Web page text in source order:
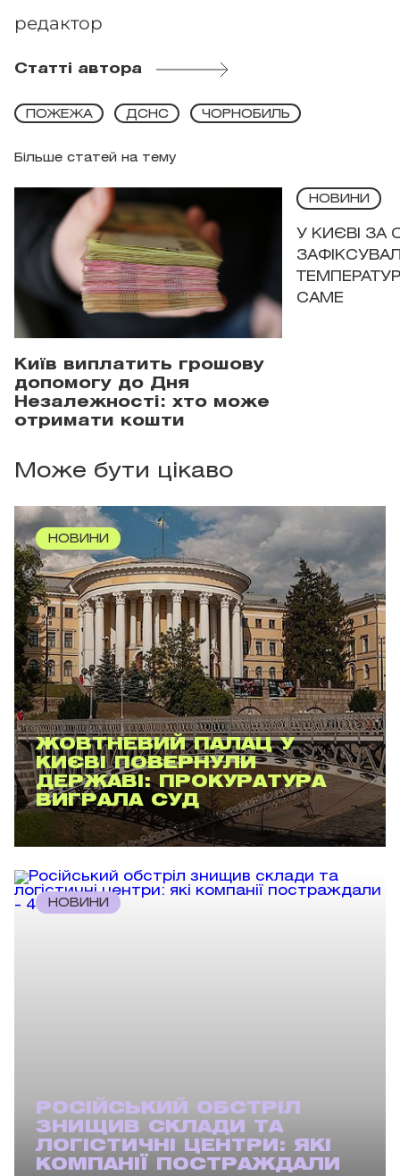
редактор
Статті автора
Більше статей на тему
ПОЖЕЖА ДСНС ЧОРНОБИЛЬ
Київ виплатить грошову
допомогу до Дня
Незалежності: хто може
отримати кошти
НОВИНИ
У КИЄВІ ЗА
САМЕ
Може бути цікаво
НОВИНИ
ЖОВТНЕВИЙ ПАЛАЦ У
КИЄВІ ПОВЕРНУЛИ
ДЕРЖАВІ: ПРОКУРАТУРА
ВИГРАЛА СУД
НОВИНИ
РОСІЙСЬКИЙ ОБСТРІЛ
ЗНИЩИВ СКЛАДИ ТА
ЛОГІСТИЧНІ ЦЕНТРИ: ЯКІ
КОМПАНІЇ ПОСТРАЖДАЛИ